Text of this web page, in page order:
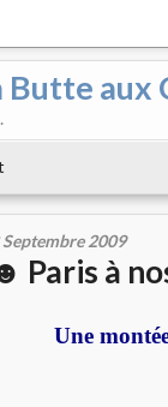
Butte aux
Septembre 2009
Paris à
Une